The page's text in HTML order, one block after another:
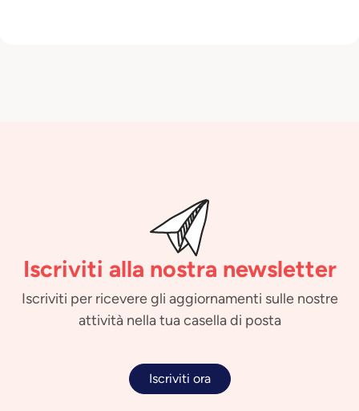
Iscriviti alla nostra newsletter
Iscriviti per ricevere gli aggiornamenti sulle nostre
attività nella tua casella di posta
Iscriviti ora